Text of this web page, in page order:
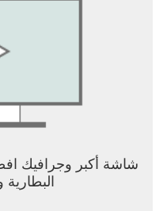
ابحث عن الأسلحة،
غنائم أعدائك، وكن
الإمدادات الجوية
جديد. هل ستتجاوز
شاشة أكبر وجرافيك
البطارية